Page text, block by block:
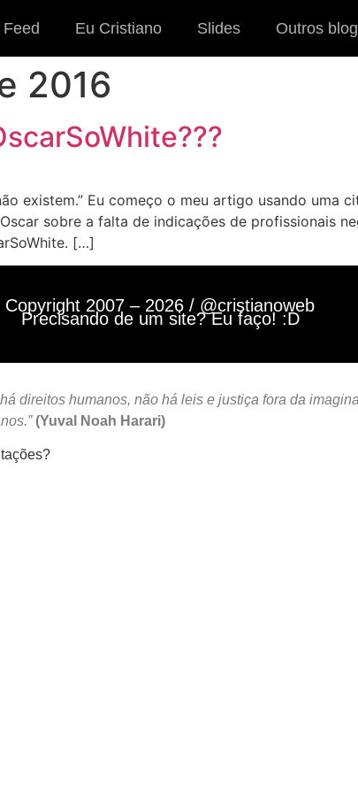
Eu Cristiano Slides Outros
2016
existem.” Eu começo o meu artigo usando uma
sobre a falta de indicações de profissionais
[…]
Copyright 2007 – 2026 / @cristianoweb
Precisando de um site? Eu faço! :D
direitos humanos, não há leis e justiça fora da
(Yuval Noah Harari)